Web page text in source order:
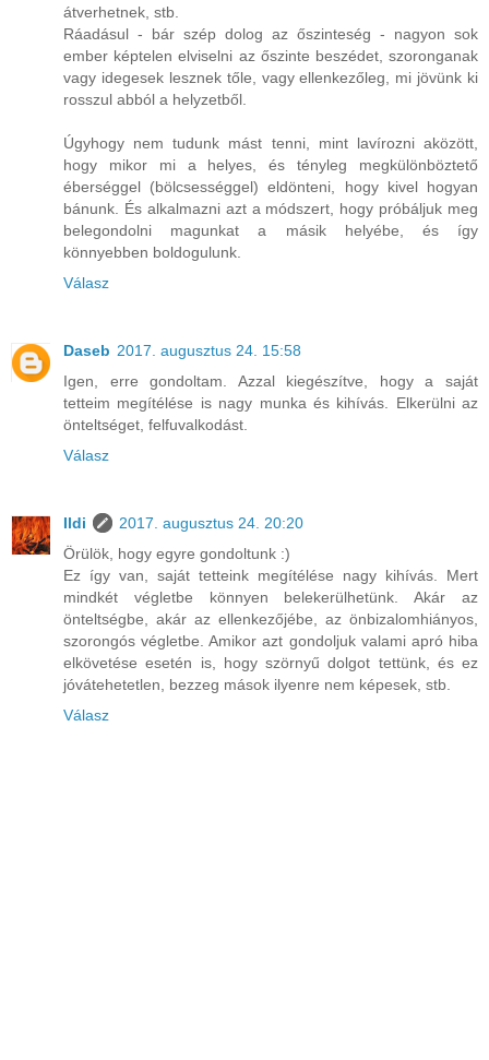
átverhetnek, stb.
Ráadásul - bár szép dolog az őszinteség - nagyon sok
ember képtelen elviselni az őszinte beszédet, szoronganak
vagy idegesek lesznek tőle, vagy ellenkezőleg, mi jövünk ki
rosszul abból a helyzetből.
Úgyhogy nem tudunk mást tenni, mint lavírozni aközött,
hogy mikor mi a helyes, és tényleg megkülönböztető
éberséggel (bölcsességgel) eldönteni, hogy kivel hogyan
bánunk. És alkalmazni azt a módszert, hogy próbáljuk meg
belegondolni magunkat a másik helyébe, és így
könnyebben boldogulunk.
Válasz
Daseb 2017. augusztus 24. 15:58
Igen, erre gondoltam. Azzal kiegészítve, hogy a saját
tetteim megítélése is nagy munka és kihívás. Elkerülni az
önteltséget, felfuvalkodást.
Válasz
Ildi
2017. augusztus 24. 20:20
Örülök, hogy egyre gondoltunk :)
Ez így van, saját tetteink megítélése nagy kihívás. Mert
mindkét végletbe könnyen belekerülhetünk. Akár az
önteltségbe, akár az ellenkezőjébe, az önbizalomhiányos,
szorongós végletbe. Amikor azt gondoljuk valami apró hiba
elkövetése esetén is, hogy szörnyű dolgot tettünk, és ez
jóvátehetetlen, bezzeg mások ilyenre nem képesek, stb.
Válasz